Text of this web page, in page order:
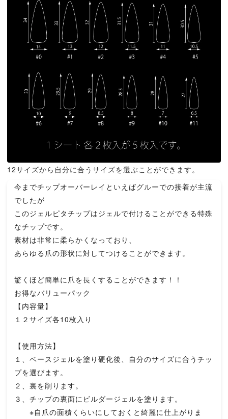
12サイズから自分に合うサイズを選ぶことができます。
今までチップオーバーレイといえばグルーでの接着が主流
でしたが
このジェルピタチップはジェルで付けることができる特殊
なチップです。
素材は非常に柔らかくなっており、
あらゆる爪の形状に対してつけることができます。
驚くほど簡単に爪を長くすることができます！！
お得なバリューパック
【内容量】
１２サイズ各10枚入り
【使用方法】
１、ベースジェルを塗り硬化後、自分のサイズに合うチッ
プを選びます。
２、裏を削ります。
３、チップの裏面にビルダージェルを塗ります。
※自爪の面積くらいにしておくと綺麗に仕上がりま